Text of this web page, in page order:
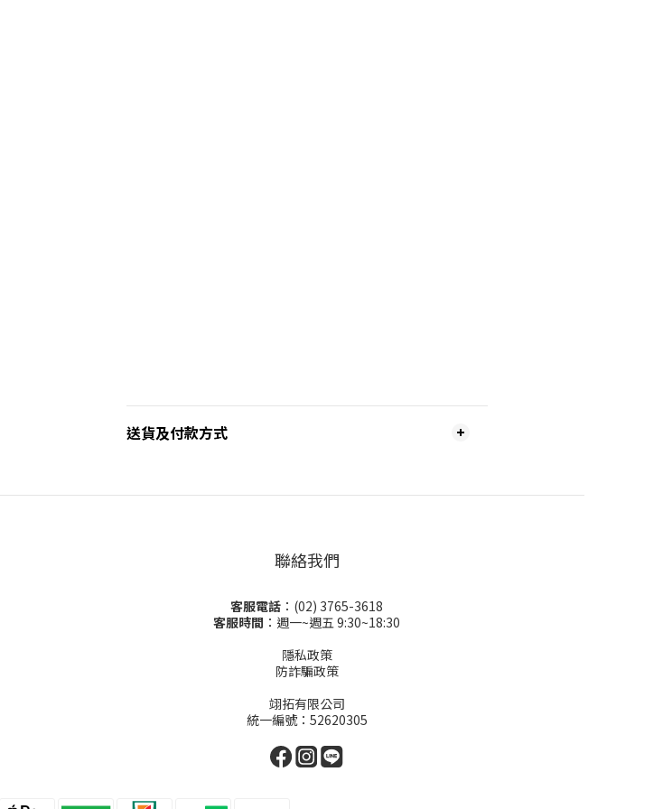
送貨及付款方式
聯絡我們
客服電話 ：(02) 3765-3618
客服時間 ：週一~週五 9:30~18:30
隱私政策
防詐騙政策
翊拓有限公司
統一編號：52620305